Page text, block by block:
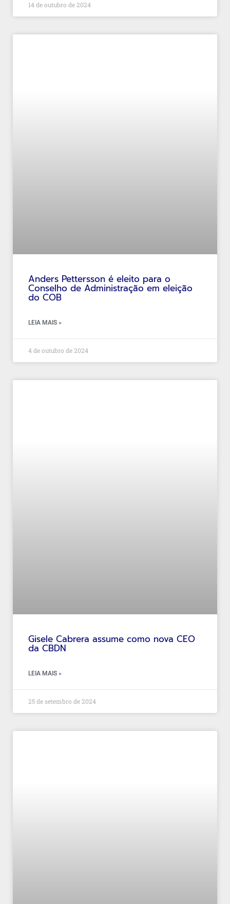
14 de outubro de 2024
Anders Pettersson é eleito para o
Conselho de Administração em eleição
do COB
LEIA MAIS »
4 de outubro de 2024
Gisele Cabrera assume como nova CEO
da CBDN
LEIA MAIS »
25 de setembro de 2024